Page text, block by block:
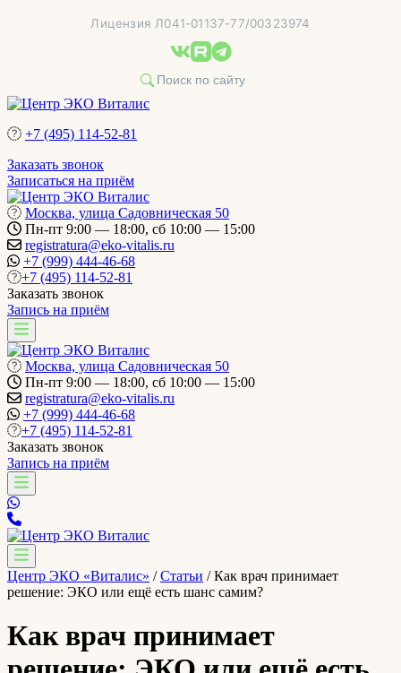
Лицензия Л041-01137-77/00323974
+7 (495) 114-52-81
Заказать звонок
Записаться на приём
Москва, улица Садовническая 50
Пн-пт 9:00 — 18:00, сб 10:00 — 15:00
registratura@eko-vitalis.ru
+7 (999) 444-46-68
+7 (495) 114-52-81
Заказать звонок
Запись на приём
Москва, улица Садовническая 50
Пн-пт 9:00 — 18:00, сб 10:00 — 15:00
registratura@eko-vitalis.ru
+7 (999) 444-46-68
+7 (495) 114-52-81
Заказать звонок
Запись на приём
Центр ЭКО «Виталис» /Статьи /Как врач принимает
решение: ЭКО или ещё есть шанс самим?
Как врач принимает